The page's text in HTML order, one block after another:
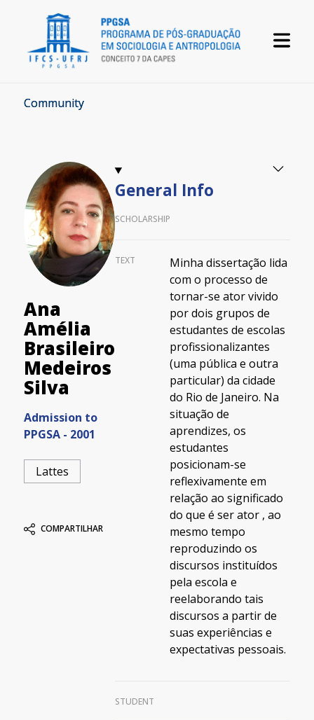
Community
Ana
Amélia
Brasileiro
Medeiros
Silva
Admission to
PPGSA - 2001
Lattes
COMPARTILHAR
General Info
SCHOLARSHIP
TEXT
Minha dissertação lida
com o processo de
tornar-se ator vivido
por dois grupos de
estudantes de escolas
profissionalizantes
(uma pública e outra
particular) da cidade
do Rio de Janeiro. Na
situação de
aprendizes, os
estudantes
posicionam-se
reflexivamente em
relação ao significado
do que é ser ator , ao
mesmo tempo
reproduzindo os
discursos instituídos
pela escola e
reelaborando tais
discursos a partir de
suas experiências e
expectativas pessoais.
STUDENT